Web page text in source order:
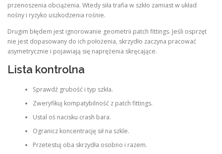
przenoszenia obciążenia. Wtedy siła trafia w szkło zamiast w układ
nośny i ryzyko uszkodzenia rośnie.
Drugim błędem jest ignorowanie geometrii patch fittings. Jeśli osprzęt
nie jest dopasowany do ich położenia, skrzydło zaczyna pracować
asymetrycznie i pojawiają się naprężenia skręcające.
Lista kontrolna
Sprawdź grubość i typ szkła.
Zweryfikuj kompatybilność z patch fittings.
Ustal oś nacisku crash bara.
Ogranicz koncentrację sił na szkle.
Przetestuj oba skrzydła osobno i razem.